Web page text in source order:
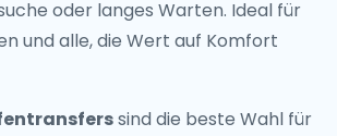
oder langes Warten. Ideal für
und alle, die Wert auf Komfort
sind die beste Wahl für